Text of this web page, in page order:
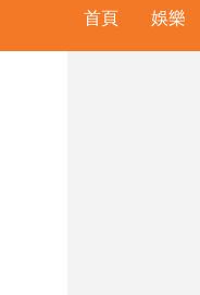
首頁 娛樂